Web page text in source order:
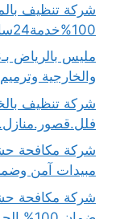
شركة تنظيف
100%خدمة24ساعه و33% خصم فوري
والخارجية
مبيدات آمن وضمان فعال